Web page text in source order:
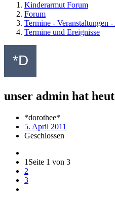
Kinderarmut Forum
Forum
Termine - Veranstaltungen
Termine und Ereignisse
unser admin hat
*dorothee*
5. April 2011
Geschlossen
1 Seite 1 von 3
2
3